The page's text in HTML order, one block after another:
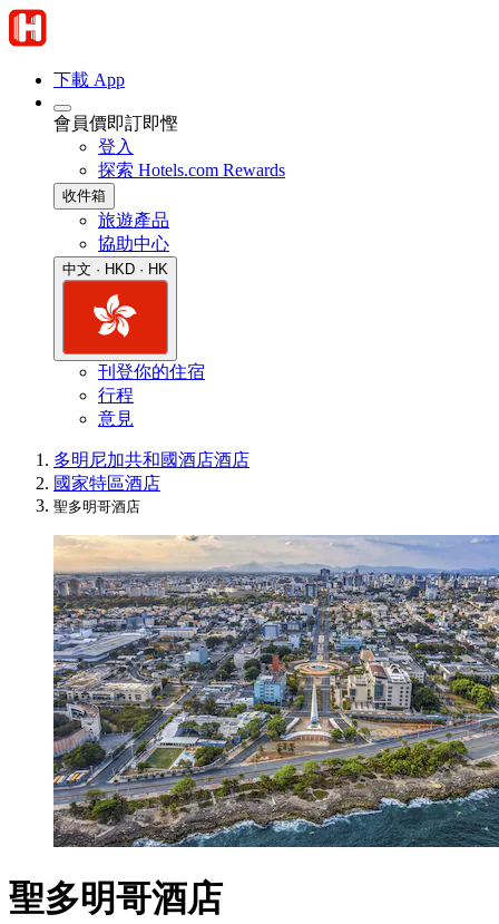
下載 App
會員價即訂即慳
登入
探索 Hotels.com Rewards
收件箱
旅遊產品
協助中心
中文 · HKD · HK
刊登你的住宿
行程
意見
多明尼加共和國酒店酒店
國家特區酒店
聖多明哥酒店
聖多明哥酒店